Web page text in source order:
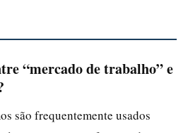
“mercado de trabalho” e
são frequentemente usados